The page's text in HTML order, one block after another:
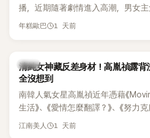
播，近期隨著劇情進入高潮，男女
新播出的第8集不僅上演火辣吻戲，
年糕歐巴 1 天前
韓星
清純女神藏反差身材！高胤禎露背
全沒想到
南韓人氣女星高胤禎近年憑藉《
生活》、《愛情怎麼翻譯？》、《努力
作品，躍升為韓劇新一代女神代表，
江南美人 1 天前